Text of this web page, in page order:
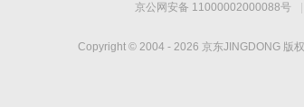
京公网安备 11000002000088号
Copyright © 2004 - 2026 京东JINGDONG 版